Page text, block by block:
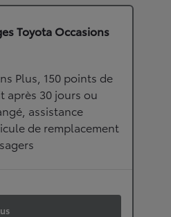
Toyota Occasions
Plus, 150 points de
30 jours ou
assistance
de remplacement